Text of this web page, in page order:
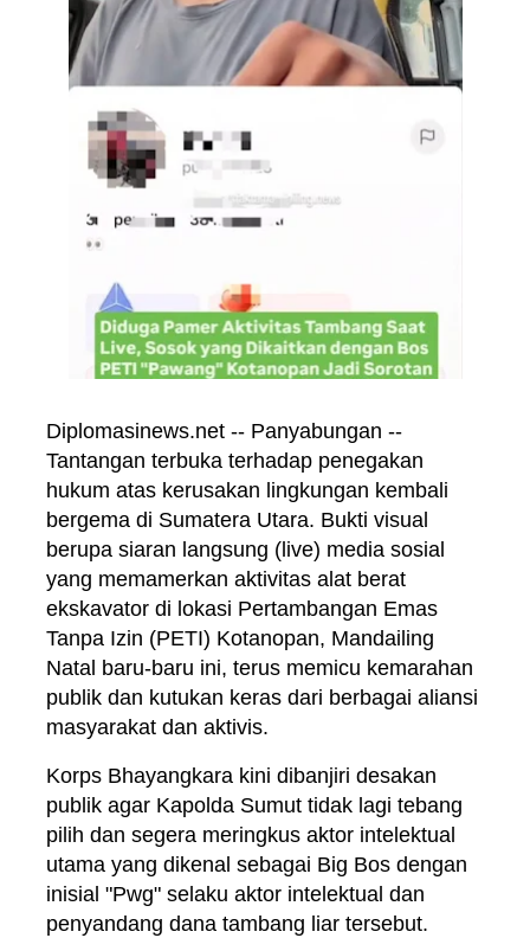
Diplomasinews.net -- Panyabungan --
Tantangan terbuka terhadap penegakan
hukum atas kerusakan lingkungan kembali
bergema di Sumatera Utara. Bukti visual
berupa siaran langsung (live) media sosial
yang memamerkan aktivitas alat berat
ekskavator di lokasi Pertambangan Emas
Tanpa Izin (PETI) Kotanopan, Mandailing
Natal baru-baru ini, terus memicu kemarahan
publik dan kutukan keras dari berbagai aliansi
masyarakat dan aktivis.
Korps Bhayangkara kini dibanjiri desakan
publik agar Kapolda Sumut tidak lagi tebang
pilih dan segera meringkus aktor intelektual
utama yang dikenal sebagai Big Bos dengan
inisial "Pwg" selaku aktor intelektual dan
penyandang dana tambang liar tersebut.